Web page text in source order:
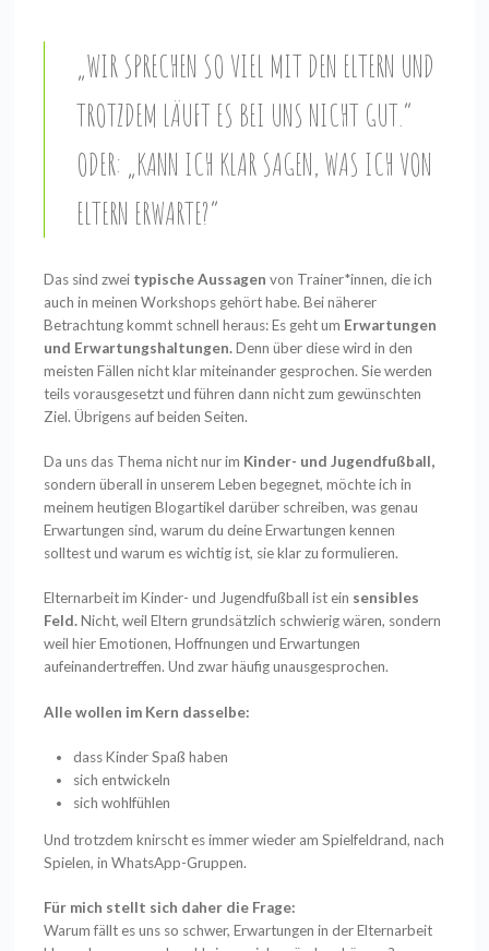
„WIR SPRECHEN SO VIEL MIT DEN ELTERN UND
TROTZDEM LÄUFT ES BEI UNS NICHT GUT.“
ODER: „KANN ICH KLAR SAGEN, WAS ICH VON
ELTERN ERWARTE?“
Das sind zwei typische Aussagen von Trainer*innen, die ich
auch in meinen Workshops gehört habe. Bei näherer
Betrachtung kommt schnell heraus: Es geht um Erwartungen
und Erwartungshaltungen.Denn über diese wird in den
meisten Fällen nicht klar miteinander gesprochen. Sie werden
teils vorausgesetzt und führen dann nicht zum gewünschten
Ziel. Übrigens auf beiden Seiten.
Da uns das Thema nicht nur im Kinder- und Jugendfußball,
sondern überall in unserem Leben begegnet, möchte ich in
meinem heutigen Blogartikel darüber schreiben, was genau
Erwartungen sind, warum du deine Erwartungen kennen
solltest und warum es wichtig ist, sie klar zu formulieren.
Elternarbeit im Kinder- und Jugendfußball ist ein sensibles
Feld.Nicht, weil Eltern grundsätzlich schwierig wären, sondern
weil hier Emotionen, Hoffnungen und Erwartungen
aufeinandertreffen. Und zwar häufig unausgesprochen.
Alle wollen im Kern dasselbe:
dass Kinder Spaß haben
sich entwickeln
sich wohlfühlen
Und trotzdem knirscht es immer wieder am Spielfeldrand, nach
Spielen, in WhatsApp-Gruppen.
Für mich stellt sich daher die Frage:
Warum fällt es uns so schwer, Erwartungen in der Elternarbeit